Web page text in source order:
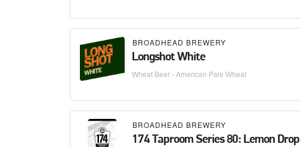
BROADHEAD BREWERY
Longshot White
Wheat Beer - American Pale Wheat
BROADHEAD BREWERY
174 Taproom Series 80: Lemon Drop